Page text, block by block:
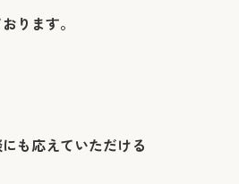
ります。
も応えていただける